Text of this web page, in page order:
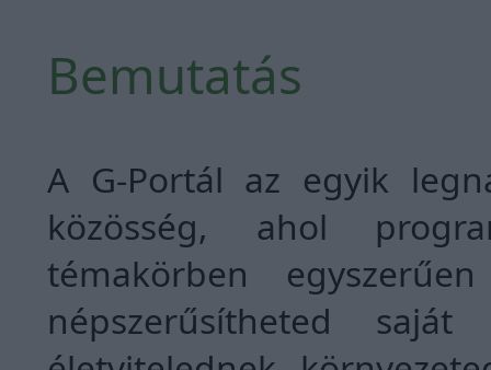
Bemutatás
A G-Portál az egyik
közösség, ahol
témakörben
népszerűsítheted saját